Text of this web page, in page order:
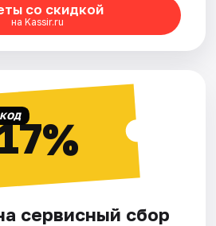
со скидкой
на Kassir.ru
сервисный сбор